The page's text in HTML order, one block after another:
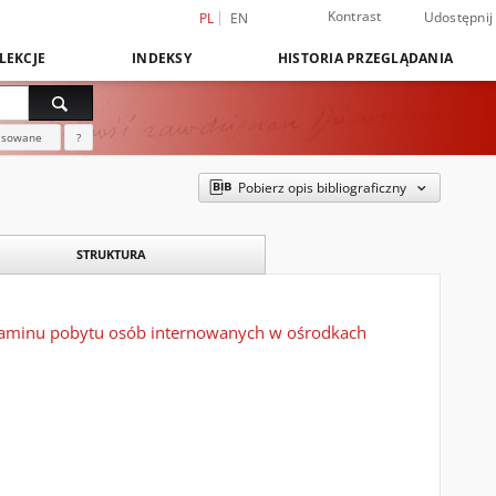
PL EN Kontrast Udostępnij
INDEKSY HISTORIA PRZEGLĄDANIA
?
Pobierz opis bibliograficzny
STRUKTURA
pobytu osób internowanych w ośrodkach